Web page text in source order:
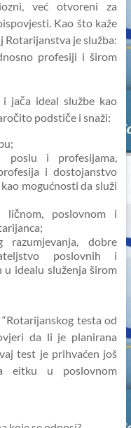
već otvoreni za
Kao što kaže
Rotarijanstva je služba:
profesiji i širom
jača ideal službe kao
podstiče i snaži:
poslu i profesijama,
i dostojanstvo
mogućnosti da služi
ličnom, poslovnom i
razumjevanja, dobre
poslovnih i
idealu služenja širom
testa od
da li je planirana
test je prihvaćen još
eitku u poslovnom